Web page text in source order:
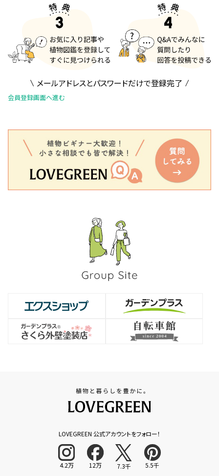
メールアドレスとパスワードだけで登録完了
会員登録画面へ進む
LOVEGREEN 公式アカウントをフォロー！
4.2万 12万 7.3千 5.5千